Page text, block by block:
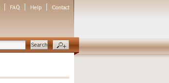
FAQ Help Contact